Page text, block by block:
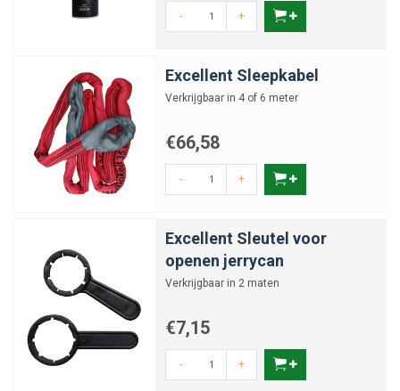
- +
Excellent Sleepkabel
Verkrijgbaar in 4 of 6 meter
€66,58
- +
Excellent Sleutel voor
openen jerrycan
Verkrijgbaar in 2 maten
€7,15
- +